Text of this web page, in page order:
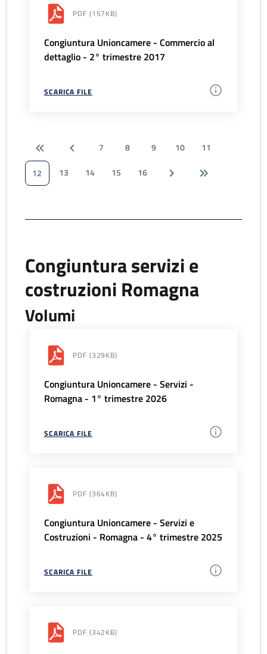
PDF (157KB)
Congiuntura Unioncamere - Commercio al
dettaglio - 2° trimestre 2017
SCARICA FILE
7 8 9 10
11
12
13 14 15 16
Congiuntura servizi e
costruzioni Romagna
Volumi
PDF (329KB)
Congiuntura Unioncamere - Servizi -
Romagna - 1° trimestre 2026
SCARICA FILE
PDF (364KB)
Congiuntura Unioncamere - Servizi e
Costruzioni - Romagna - 4° trimestre 2025
SCARICA FILE
PDF (342KB)